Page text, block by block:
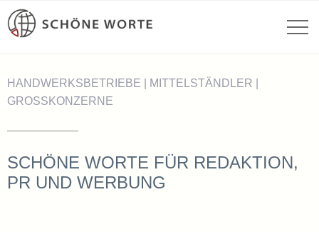
HANDWERKSBETRIEBE | MITTELSTÄNDLER |
GROSSKONZERNE
SCHÖNE WORTE FÜR REDAKTION,
PR UND WERBUNG